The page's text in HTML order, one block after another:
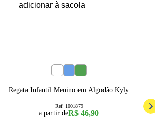
adicionar à sacola
Regata Infantil Menino em Algodão Kyly
Ref: 1001879
a partir deR$ 46,90